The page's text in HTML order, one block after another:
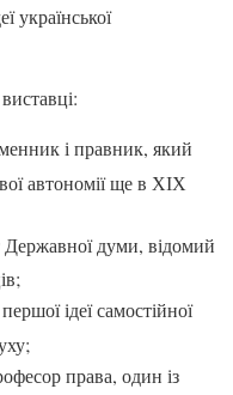
української
і правник, який
автономії ще в ХІХ
думи, відомий
ідеї самостійної
права, один із